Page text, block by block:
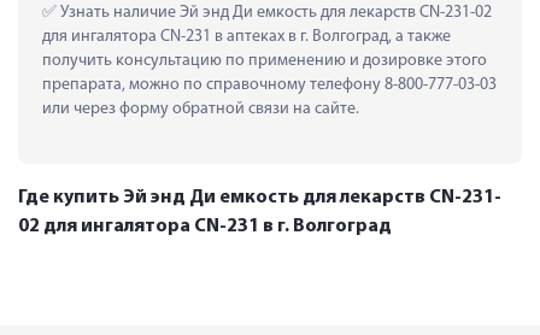
Узнать наличие Эй энд Ди емкость для лекарств CN-231-02
для ингалятора CN-231 в аптеках в г. Волгоград, а также
получить консультацию по применению и дозировке этого
препарата, можно по справочному телефону 8-800-777-03-03
или через форму обратной связи на сайте.
Где купить Эй энд Ди емкость для лекарств CN-231-
02 для ингалятора CN-231 в г. Волгоград